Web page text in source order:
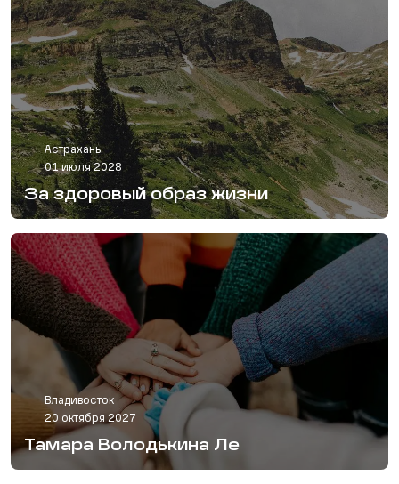
Астрахань
01 июля 2028
За здоровый образ жизни
Владивосток
20 октября 2027
Тамара Володькина Ле